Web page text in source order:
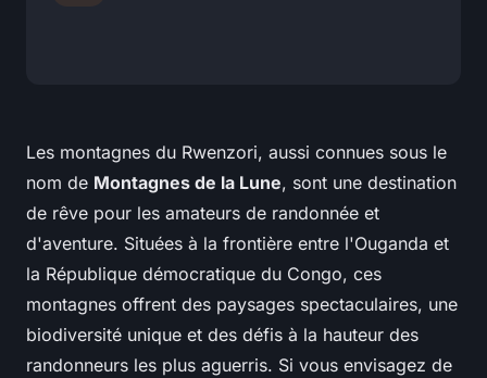
Les montagnes du Rwenzori, aussi connues sous le
nom de Montagnes de la Lune, sont une destination
de rêve pour les amateurs de randonnée et
d'aventure. Situées à la frontière entre l'Ouganda et
la République démocratique du Congo, ces
montagnes offrent des paysages spectaculaires, une
biodiversité unique et des défis à la hauteur des
randonneurs les plus aguerris. Si vous envisagez de